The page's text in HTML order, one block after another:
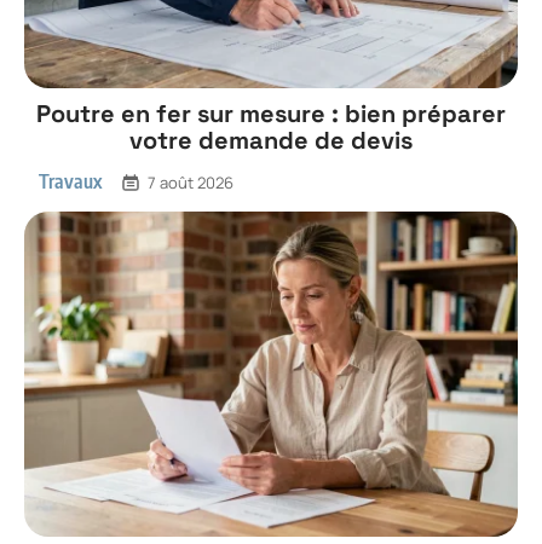
Poutre en fer sur mesure : bien préparer
votre demande de devis
Travaux 7 août 2026